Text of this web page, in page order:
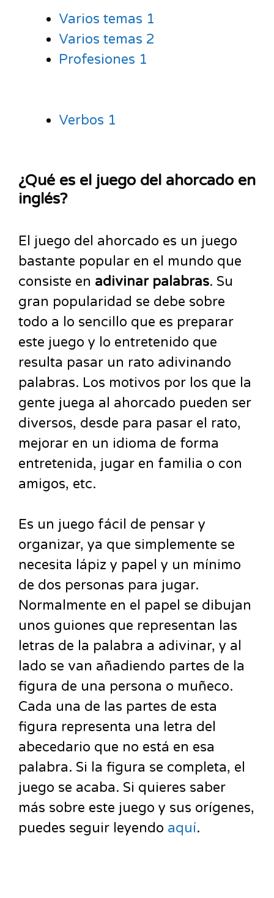
Varios temas 1
Varios temas 2
Profesiones 1
Verbos 1
¿Qué es el juego del ahorcado en
inglés?
El juego del ahorcado es un juego
bastante popular en el mundo que
consiste en adivinar palabras. Su
gran popularidad se debe sobre
todo a lo sencillo que es preparar
este juego y lo entretenido que
resulta pasar un rato adivinando
palabras. Los motivos por los que la
gente juega al ahorcado pueden ser
diversos, desde para pasar el rato,
mejorar en un idioma de forma
entretenida, jugar en familia o con
amigos, etc.
Es un juego fácil de pensar y
organizar, ya que simplemente se
necesita lápiz y papel y un mínimo
de dos personas para jugar.
Normalmente en el papel se dibujan
unos guiones que representan las
letras de la palabra a adivinar, y al
lado se van añadiendo partes de la
figura de una persona o muñeco.
Cada una de las partes de esta
figura representa una letra del
abecedario que no está en esa
palabra. Si la figura se completa, el
juego se acaba. Si quieres saber
más sobre este juego y sus orígenes,
puedes seguir leyendo aquí.